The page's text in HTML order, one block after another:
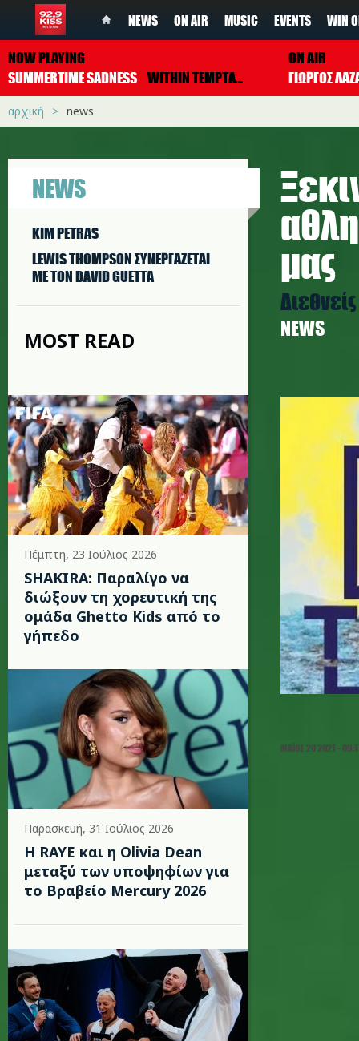
NEWS ON AIR MUSIC EVENTS WIN
NOW PLAYING
SUMMERTIME SADNESS WITHIN TEMPTATION
ON AIR
ΓΙΩΡΓΟΣ
αρχική news
NEWS
KIM PETRAS
LEWIS THOMPSON ΣΥΝΕΡΓAΖΕΤΑΙ
ΜΕ ΤΟΝ DAVID GUETTA
MOST READ
Πέμπτη, 23 Ιούλιος 2026
SHAKIRA: Παραλίγο να
διώξουν τη χορευτική της
ομάδα Ghetto Kids από το
γήπεδο
Παρασκευή, 31 Ιούλιος 2026
Η RAYE και η Olivia Dean
μεταξύ των υποψηφίων για
το Βραβείο Mercury 2026
μας
NEWS
ΜΆΙΟΣ 20 2021 -